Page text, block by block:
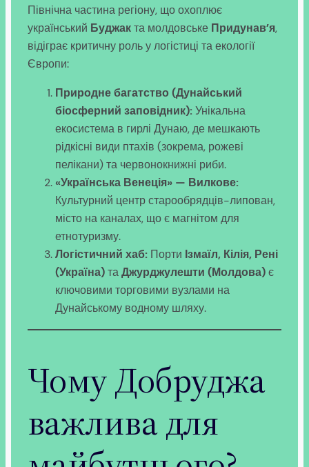
Північна частина регіону, що охоплює
український Буджакта молдовське Придунав’я,
відіграє критичну роль у логістиці та екології
Європи:
Природне багатство (Дунайський
біосферний заповідник):Унікальна
екосистема в гирлі Дунаю, де мешкають
рідкісні види птахів (зокрема, рожеві
пелікани) та червонокнижні риби.
«Українська Венеція» — Вилкове:
Культурний центр старообрядців-липован,
місто на каналах, що є магнітом для
етнотуризму.
Логістичний хаб: Порти Ізмаїл, Кілія, Рені
(Україна)таДжурджулешти (Молдова)є
ключовими торговими вузлами на
Дунайському водному шляху.
Чому Добруджа
важлива для